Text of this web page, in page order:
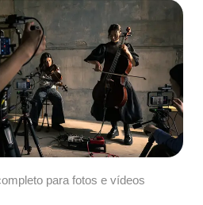
para fotos e vídeos